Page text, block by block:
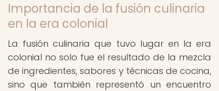
Importancia de la fusión culinaria
en la era colonial
La fusión culinaria que tuvo lugar en la era
colonial no solo fue el resultado de la mezcla
de ingredientes, sabores y técnicas de cocina,
sino que también representó un encuentro